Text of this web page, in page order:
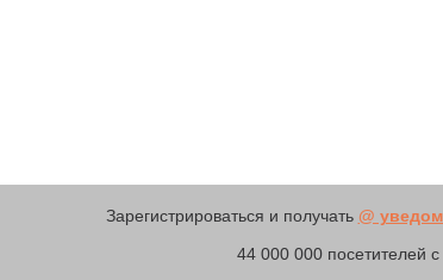
Зарегистрироваться и получать @
44 000 000 посетителей